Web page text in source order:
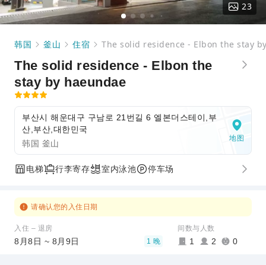
23
韩国 釜山 住宿 The solid residence - Elbon the stay
The solid residence - Elbon the
stay by haeundae
부산시 해운대구 구남로 21번길 6 엘본더스테이,부
산,부산,대한민국
韩国 釜山
地图
电梯 行李寄存 室内泳池 停车场
请确认您的入住日期
入住 – 退房
8月8日 ~ 8月9日 1 晚
间数与人数
1 2 0